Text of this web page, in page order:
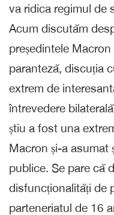
va ridica regimul de
Acum discutăm
președintele
paranteză, discuția
extrem de
întrevedere
știu a fost una
Macron și-a asumat
publice. Se pare că
disfuncționalități de
parteneriatul de 16